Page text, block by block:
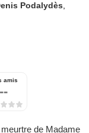
Podalydès,
amis
--
de Madame